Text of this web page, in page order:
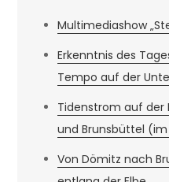
Multimediashow
Erkenntnis des
Tempo auf der
Tidenstrom auf der
und Brunsbüttel
Von Dömitz nach